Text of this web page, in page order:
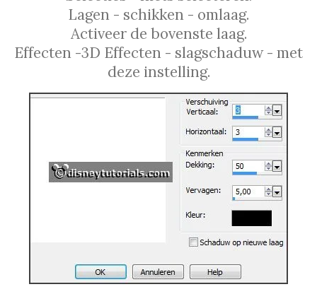
Lagen - schikken - omlaag.
Activeer de bovenste laag.
Effecten -3D Effecten - slagschaduw - met
deze instelling.